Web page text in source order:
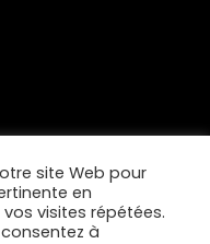
site Web pour
en
visites répétées.
à